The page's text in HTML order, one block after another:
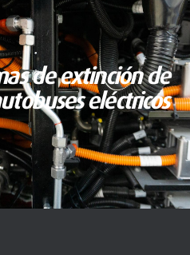
de extinción de
eléctricos